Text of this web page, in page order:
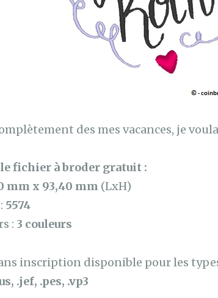
des mes vacances, je
fichier à broder gratuit :
mm x 93,40 mm (LxH)
5574
: 3 couleurs
inscription disponible pour les
.jef, .pes, .vp3